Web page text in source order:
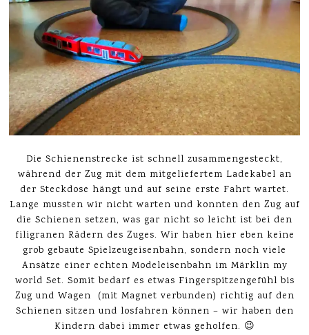
Die Schienenstrecke ist schnell zusammengesteckt,
während der Zug mit dem mitgeliefertem Ladekabel an
der Steckdose hängt und auf seine erste Fahrt wartet.
Lange mussten wir nicht warten und konnten den Zug auf
die Schienen setzen, was gar nicht so leicht ist bei den
filigranen Rädern des Zuges. Wir haben hier eben keine
grob gebaute Spielzeugeisenbahn, sondern noch viele
Ansätze einer echten Modeleisenbahn im Märklin my
world Set. Somit bedarf es etwas Fingerspitzengefühl bis
Zug und Wagen (mit Magnet verbunden) richtig auf den
Schienen sitzen und losfahren können – wir haben den
Kindern dabei immer etwas geholfen. 😉